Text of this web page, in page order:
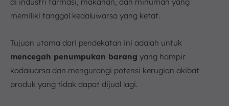
memiliki tanggal kedaluwarsa yang ketat.
Tujuan utama dari pendekatan ini adalah untuk
mencegah penumpukan barang yang hampir
kadaluarsa dan mengurangi potensi kerugian akibat
produk yang tidak dapat dijual lagi.